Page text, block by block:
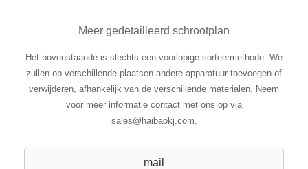
Meer gedetailleerd schrootplan
Het bovenstaande is slechts een voorlopige sorteermethode. We
zullen op verschillende plaatsen andere apparatuur toevoegen of
verwijderen, afhankelijk van de verschillende materialen. Neem
voor meer informatie contact met ons op via
sales@haibaokj.com.
mail